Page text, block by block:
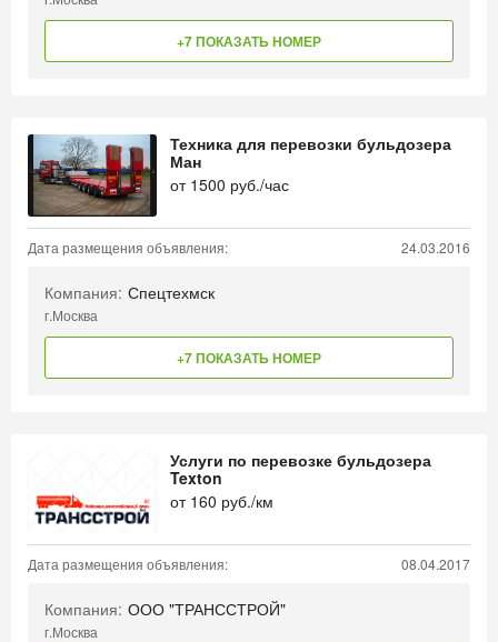
+7 ПОКАЗАТЬ НОМЕР
Техника для перевозки бульдозера
Ман
от 1500 руб./час
Дата размещения объявления: 24.03.2016
Компания: Спецтехмск
г.Москва
+7 ПОКАЗАТЬ НОМЕР
Услуги по перевозке бульдозера
Texton
от 160 руб./км
Дата размещения объявления: 08.04.2017
Компания: ООО "ТРАНССТРОЙ"
г.Москва